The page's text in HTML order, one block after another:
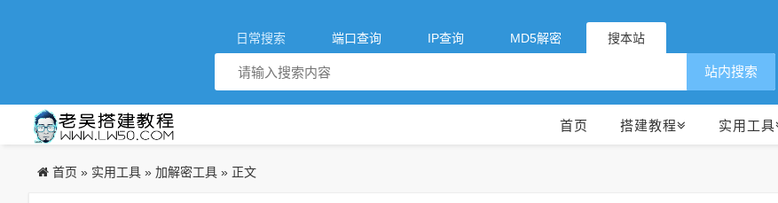
日常搜索 端口查询 IP查询 MD5解密 搜本站
站内搜索
首页 搭建教程 实用工具
首页 » 实用工具 » 加解密工具 » 正文